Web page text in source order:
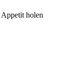
holen